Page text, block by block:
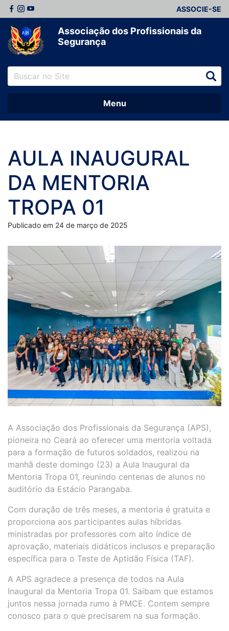
ASSOCIE-SE
Associação dos Profissionais da
Segurança
Menu
AULA INAUGURAL
DA MENTORIA
TROPA 01
Publicado em 24 de março de 2025
A Associação dos Profissionais da Segurança (APS),
pioneira no Ceará ao oferecer uma mentoria voltada
para a formação de futuros soldados, realizou na
manhã deste domingo (23) a Aula Inaugural da
Mentoria Tropa 01, reunindo centenas de alunos no
auditório da Estácio Parangaba. ​
Com duração de três meses, a mentoria é gratuita e
proporciona aos participantes aulas híbridas
ministradas por professores com alto índice de
aprovação, materiais didáticos inclusos e preparação
específica para o Teste de Aptidão Física (TAF).
A APS agradece a presença de todos na Aula
Inaugural da Mentoria Tropa 01. Saibam que estamos
juntos nessa jornada rumo à PMCE. Contem sempre
conosco para o que precisarem na sua formação.​